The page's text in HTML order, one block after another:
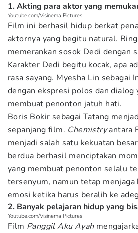
1. Akting para aktor yang
Youtube.com/Visinema Pictures
Film ini berhasil hidup berkat
aktornya yang begitu natural.
memerankan sosok Dedi dengan
Karakter Dedi begitu kocak, apa
rasa sayang. Myesha Lin sebagai
dengan ekspresi polos dan dialog
membuat penonton jatuh hati.
Boris Bokir sebagai Tatang
sepanjang film. Chemistryantara
menjadi salah satu kekuatan
berdua berhasil menciptakan
yang membuat penonton selalu
tersenyum, namun tetap menjaga
emosi ketika harus beralih ke
2. Banyak pelajaran hidup yang
Youtube.com/Visinema Pictures
Film Panggil Aku Ayah